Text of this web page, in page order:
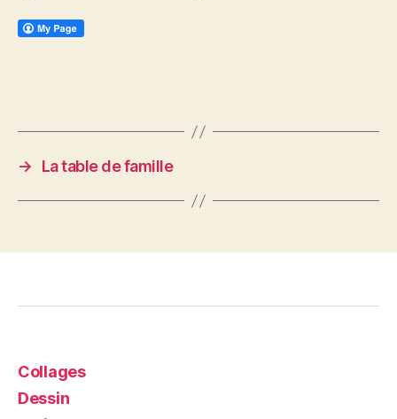
→ La table de famille
Collages
Dessin